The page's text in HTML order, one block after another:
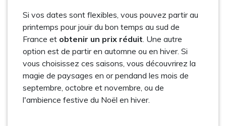
Si vos dates sont flexibles, vous pouvez partir au
printemps pour jouir du bon temps au sud de
France et obtenir un prix réduit. Une autre
option est de partir en automne ou en hiver. Si
vous choisissez ces saisons, vous découvrirez la
magie de paysages en or pendand les mois de
septembre, octobre et novembre, ou de
l'ambience festive du Noël en hiver.